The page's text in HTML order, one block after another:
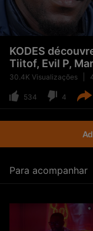
KODES
Tiitof, Evil P,
30.4K Visualizações
534 4
Para acompanhar